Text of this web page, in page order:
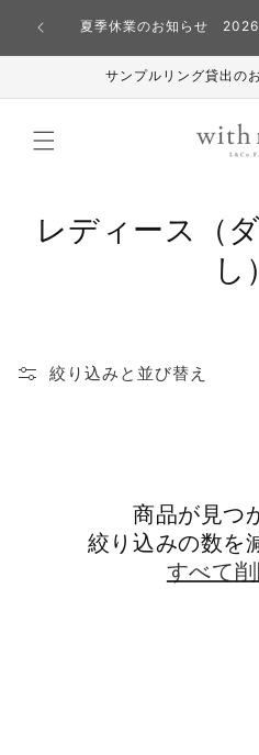
ンツに夏季休業のお知らせ
サンプルリング貸出の
コ
ョ
レディース（
し）
絞り込みと並び替え
商品が見つ
絞り込みの数を
すべて